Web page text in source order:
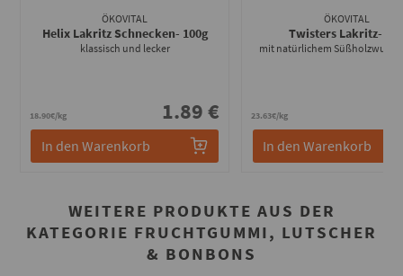
ÖKOVITAL
Helix Lakritz Schnecken- 100g
klassisch und lecker
18.90€/kg 1.89 €
In den Warenkorb
ÖKOVITAL
Twisters Lakritz-
mit natürlichem
23.63€/kg
In den Warenkorb
WEITERE PRODUKTE AUS DER
KATEGORIE FRUCHTGUMMI, LUTSCHER
& BONBONS